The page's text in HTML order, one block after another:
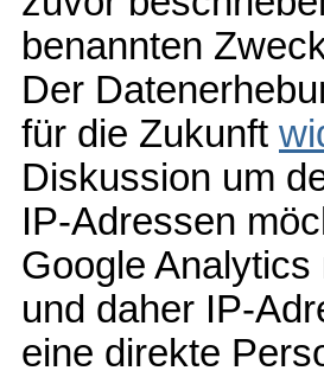
benannten
Der
für die Zukunft
Diskussion um
IP-Adressen
Google
und daher IP-
eine direkte